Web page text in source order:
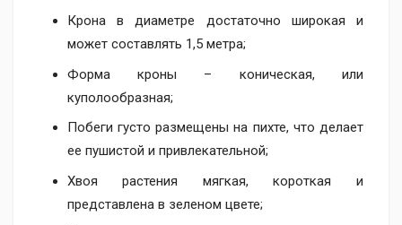
Крона в диаметре достаточно широкая и
может составлять 1,5 метра;
Форма кроны – коническая, или
куполообразная;
Побеги густо размещены на пихте, что делает
ее пушистой и привлекательной;
Хвоя растения мягкая, короткая и
представлена в зеленом цвете;